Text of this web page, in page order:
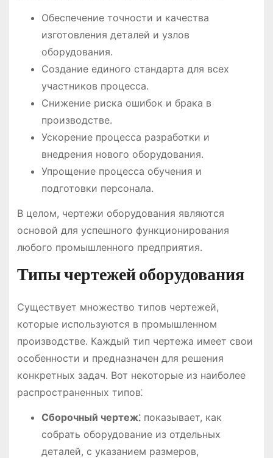
Обеспечение точности и качества
изготовления деталей и узлов
оборудования.
Создание единого стандарта для всех
участников процесса.
Снижение риска ошибок и брака в
производстве.
Ускорение процесса разработки и
внедрения нового оборудования.
Упрощение процесса обучения и
подготовки персонала.
В целом, чертежи оборудования являются
основой для успешного функционирования
любого промышленного предприятия.
Типы чертежей оборудования
Существует множество типов чертежей,
которые используются в промышленном
производстве. Каждый тип чертежа имеет свои
особенности и предназначен для решения
конкретных задач. Вот некоторые из наиболее
распространенных типов⁚
Сборочный чертеж⁚показывает, как
собрать оборудование из отдельных
деталей, с указанием размеров,